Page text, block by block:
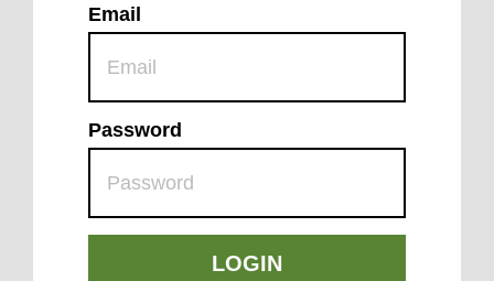
Email
Password
LOGIN